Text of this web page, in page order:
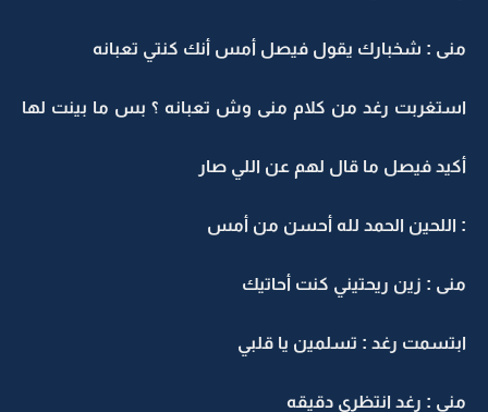
منى : شخبارك يقول فيصل أمس أنك كنتي تعبانه
استغربت رغد من كلام منى وش تعبانه ؟ بس ما بينت لها
أكيد فيصل ما قال لهم عن اللي صار
: اللحين الحمد لله أحسن من أمس
منى : زين ريحتيني كنت أحاتيك
ابتسمت رغد : تسلمين يا قلبي
منى : رغد انتظري دقيقه